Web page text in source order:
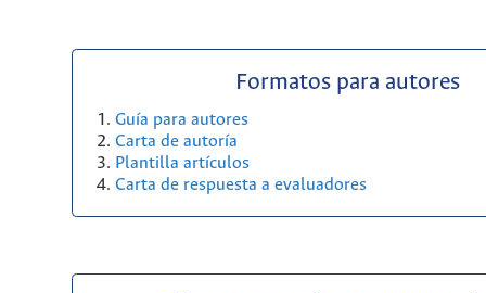
Formatos para autores
Guía para autores
Carta de autoría
Plantilla artículos
Carta de respuesta a evaluadores